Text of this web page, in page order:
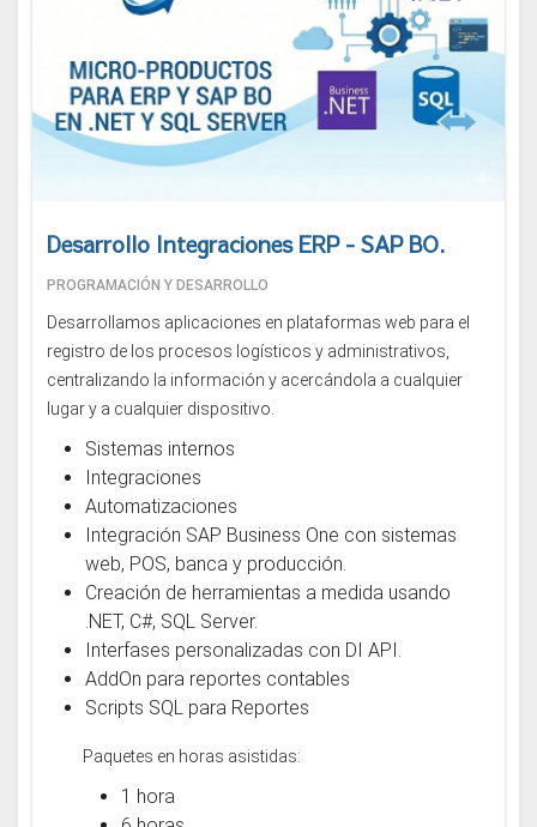
Desarrollo Integraciones ERP - SAP BO.
PROGRAMACIÓN Y DESARROLLO
Desarrollamos aplicaciones en plataformas web para el
registro de los procesos logísticos y administrativos,
centralizando la información y acercándola a cualquier
lugar y a cualquier dispositivo.
Sistemas internos
Integraciones
Automatizaciones
Integración SAP Business One con sistemas
web, POS, banca y producción.
Creación de herramientas a medida usando
.NET, C#, SQL Server.
Interfases personalizadas con DI API.
AddOn para reportes contables
Scripts SQL para Reportes
Paquetes en horas asistidas:
1 hora